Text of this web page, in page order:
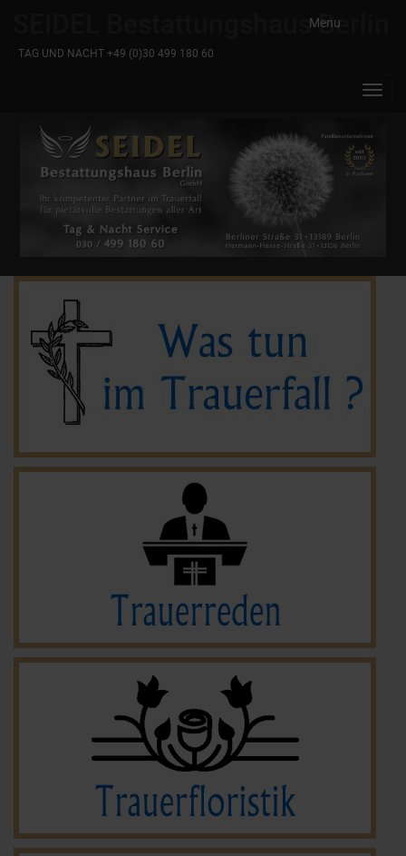
SEIDEL Bestattungshaus Berlin
TAG UND NACHT +49 (0)30 499 180 60
Menu